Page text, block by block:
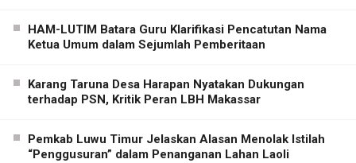
HAM-LUTIM Batara Guru Klarifikasi Pencatutan Nama
Ketua Umum dalam Sejumlah Pemberitaan
Karang Taruna Desa Harapan Nyatakan Dukungan
terhadap PSN, Kritik Peran LBH Makassar
Pemkab Luwu Timur Jelaskan Alasan Menolak Istilah
“Penggusuran” dalam Penanganan Lahan Laoli